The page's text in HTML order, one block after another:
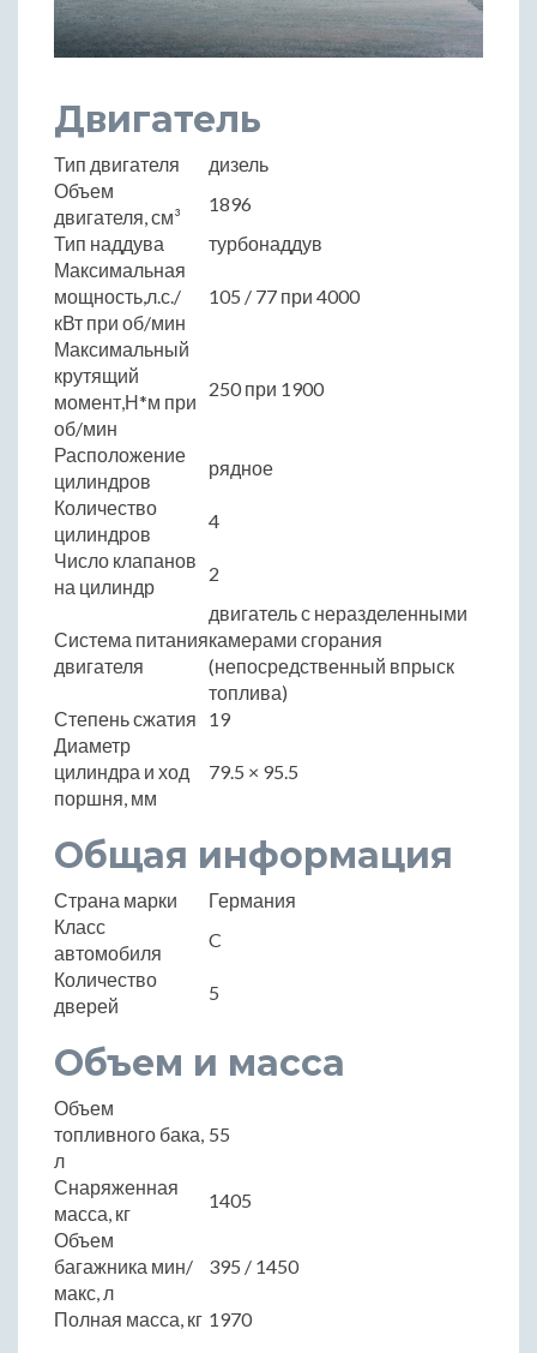
Двигатель
Тип двигателя
дизель
Объем
двигателя, см³
1896
Тип наддува
турбонаддув
Максимальная
мощность,л.с./
кВт при об/мин
105 / 77 при 4000
Максимальный
крутящий
момент,Н*м при
об/мин
250 при 1900
Расположение
цилиндров
рядное
Количество
цилиндров
4
Число клапанов
на цилиндр
2
Система питания
двигателя
двигатель с неразделенными
камерами сгорания
(непосредственный впрыск
топлива)
Степень сжатия
19
Диаметр
цилиндра и ход
поршня, мм
79.5 × 95.5
Общая информация
Страна марки
Германия
Класс
автомобиля
C
Количество
дверей
5
Объем и масса
Объем
топливного бака,
л
55
Снаряженная
масса, кг
1405
Объем
багажника мин/
макс, л
395 / 1450
Полная масса, кг 1970